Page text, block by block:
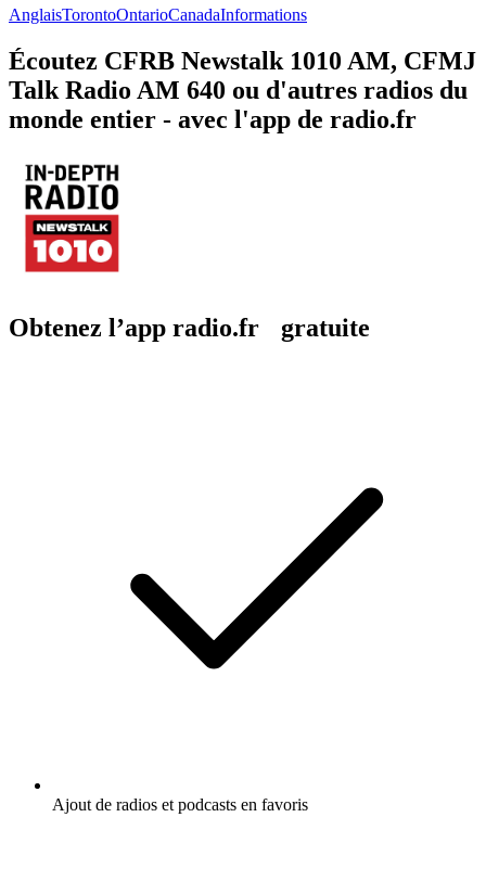
AnglaisTorontoOntarioCanadaInformations
Écoutez CFRB Newstalk 1010 AM, CFMJ
Talk Radio AM 640 ou d'autres radios du
monde entier - avec l'app de radio.fr
Obtenez l’app radio.fr gratuite
Ajout de radios et podcasts en favoris